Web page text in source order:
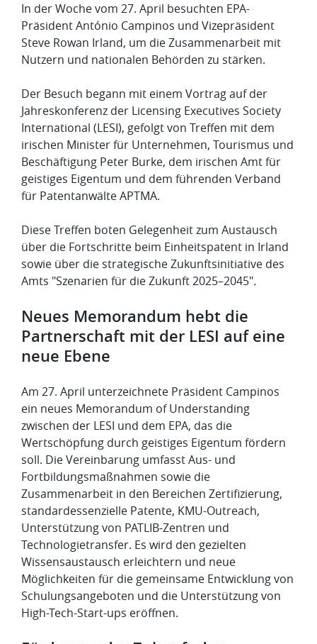
In der Woche vom 27. April besuchten EPA-
Präsident António Campinos und Vizepräsident
Steve Rowan Irland, um die Zusammenarbeit mit
Nutzern und nationalen Behörden zu stärken.
Der Besuch begann mit einem Vortrag auf der
Jahreskonferenz der Licensing Executives Society
International (LESI), gefolgt von Treffen mit dem
irischen Minister für Unternehmen, Tourismus und
Beschäftigung Peter Burke, dem irischen Amt für
geistiges Eigentum und dem führenden Verband
für Patentanwälte APTMA.
Diese Treffen boten Gelegenheit zum Austausch
über die Fortschritte beim Einheitspatent in Irland
sowie über die strategische Zukunftsinitiative des
Amts "Szenarien für die Zukunft 2025–2045".
Neues Memorandum hebt die
Partnerschaft mit der LESI auf eine
neue Ebene
Am 27. April unterzeichnete Präsident Campinos
ein neues Memorandum of Understanding
zwischen der LESI und dem EPA, das die
Wertschöpfung durch geistiges Eigentum fördern
soll. Die Vereinbarung umfasst Aus- und
Fortbildungsmaßnahmen sowie die
Zusammenarbeit in den Bereichen Zertifizierung,
standardessenzielle Patente, KMU-Outreach,
Unterstützung von PATLIB-Zentren und
Technologietransfer. Es wird den gezielten
Wissensaustausch erleichtern und neue
Möglichkeiten für die gemeinsame Entwicklung von
Schulungsangeboten und die Unterstützung von
High-Tech-Start-ups eröffnen.